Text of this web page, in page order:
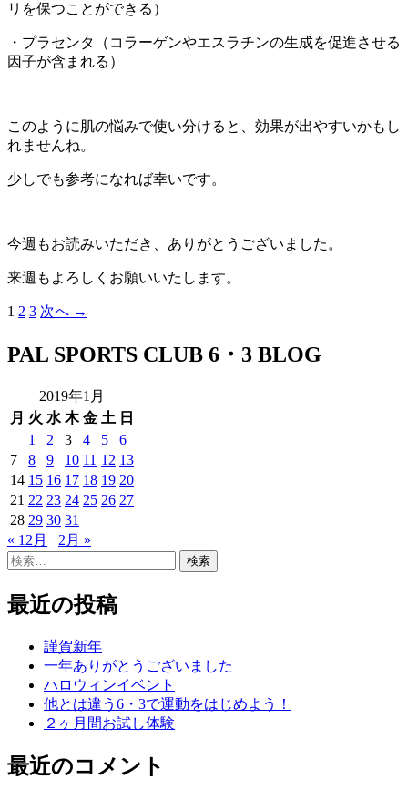
リを保つことができる）
・プラセンタ（コラーゲンやエスラチンの生成を促進させる
因子が含まれる）
このように肌の悩みで使い分けると、効果が出やすいかもし
れませんね。
少しでも参考になれば幸いです。
今週もお読みいただき、ありがとうございました。
来週もよろしくお願いいたします。
投
ナ
ゲ
シ
ョ
ン
1 2 3 次へ →
PAL SPORTS CLUB 6・3 BLOG
2019年1月
月 火 水 木 金 土 日
1
2 3 4 5
6
7
8 9 10 11 12 13
14 15 16 17 18 19 20
21 22 23 24 25 26 27
28 29 30 31
« 12月
2月 »
検
最近の投稿
謹賀新年
一年ありがとうございました
ハロウィンイベント
他とは違う6・3で運動をはじめよう！
２ヶ月間お試し体験
最近のコメント